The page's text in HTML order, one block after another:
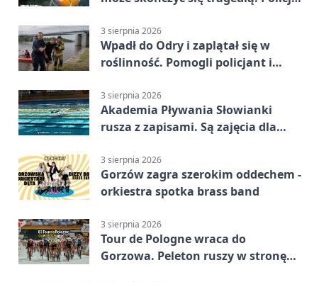
3 sierpnia 2026
Wpadł do Odry i zaplątał się w
roślinność. Pomogli policjant i
3 sierpnia 2026
Akademia Pływania Słowianki
rusza z zapisami. Są zajęcia dla
3 sierpnia 2026
Gorzów zagra szerokim oddechem -
orkiestra spotka brass band
3 sierpnia 2026
Tour de Pologne wraca do
Gorzowa. Peleton ruszy w stronę